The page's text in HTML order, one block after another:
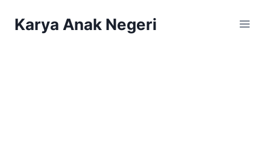
Karya Anak Negeri